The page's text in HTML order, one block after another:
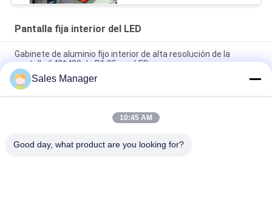
Pantalla fija interior del LED
Gabinete de aluminio fijo interior de alta resolución de la
pantalla 640*480 de P1.25mm LED
P1.53 fijó los paneles de la pantalla del LED para la iglesia con
Front Maintenance
Pantalla fija interior de P1.875 LED, exhibición de pared video
Sales Manager
10:45 AM
Good day, what product are you looking for?